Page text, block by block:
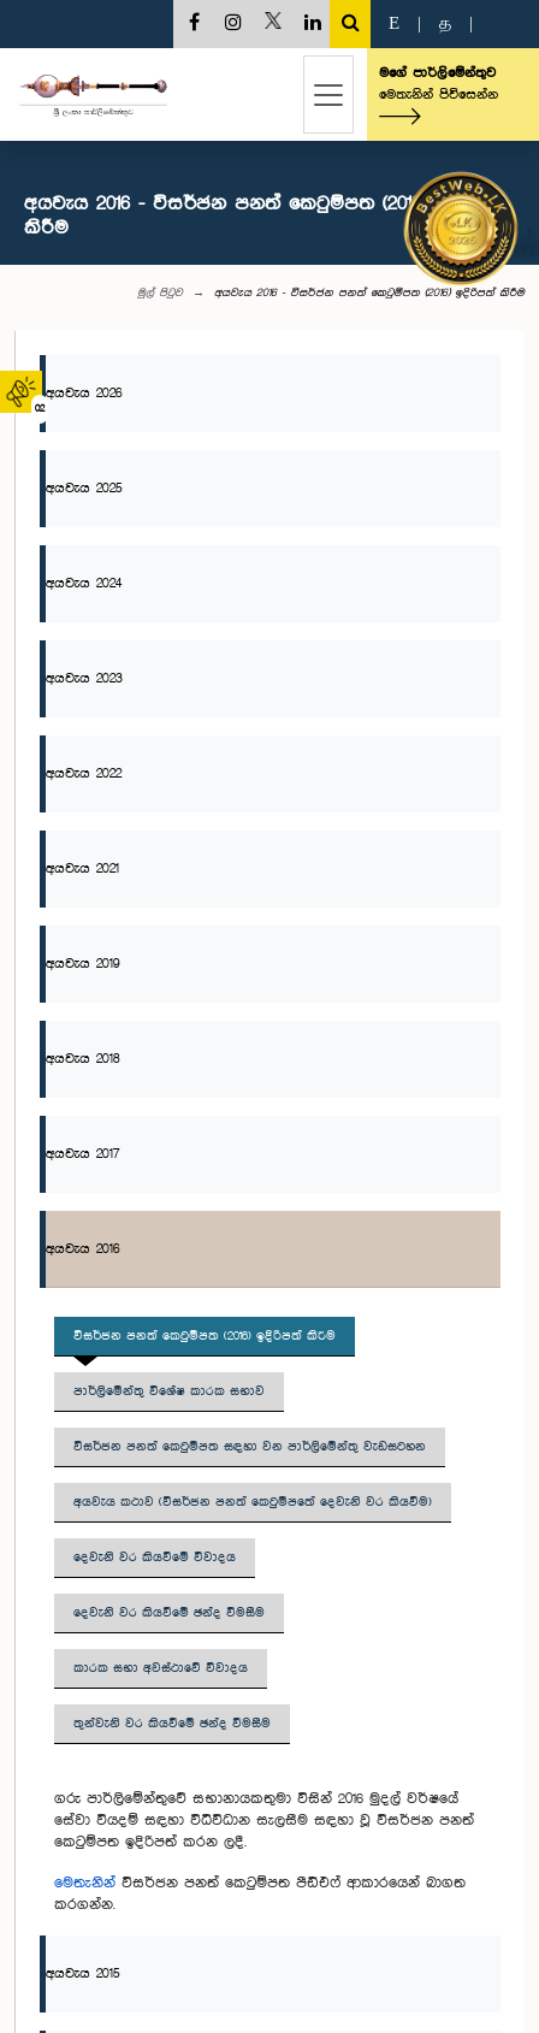
02
E த
මගේ පාර්ලිමේන්තුව
මෙතැනින් පිවිසෙන්න
අයවැය 2016 - විසර්ජන පනත් කෙටුම්පත (2016) ඉදිරිපත්
කිරීම
මුල් පිටුව අයවැය 2016 - විසර්ජන පනත් කෙටුම්පත (2016) ඉදිරිපත් කිරීම
අයවැය 2026
අයවැය 2025
අයවැය 2024
අයවැය 2023
අයවැය 2022
අයවැය 2021
අයවැය 2019
අයවැය 2018
අයවැය 2017
අයවැය 2016
විසර්ජන පනත් කෙටුම්පත (2016) ඉදිරිපත් කිරීම
පාර්ලිමේන්තු විශේෂ කාරක සභාව
විසර්ජන පනත් කෙටුම්පත සඳහා වන පාර්ලිමේන්තු වැඩසටහන
අයවැය කථාව (විසර්ජන පනත් කෙටුම්පතේ දෙවැනි වර කියවීම)
දෙවැනි වර කියවීමේ විවාදය
දෙවැනි වර කියවීමේ ඡන්ද විමසීම
කාරක සභා අවස්ථාවේ විවාදය
තුන්වැනි වර කියවීමේ ඡන්ද වීමසීම
ගරු පාර්ලිමේන්තුවේ සභානායකතුමා විසින් 2016 මුදල් වර්ෂයේ
සේවා වියදම් සඳහා විධිවිධාන සැලසීම සඳහා වූ විසර්ජන පනත්
කෙටුම්පත ඉදිරිපත් කරන ලදී.
මෙතැනින් විසර්ජන පනත් කෙටුම්පත පීඩීඑෆ් ආකාරයෙන් බාගත
කරගන්න.
අයවැය 2015